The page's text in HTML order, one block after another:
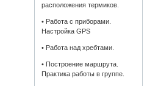
расположения термиков.
• Работа с приборами.
Настройка GPS
• Работа над хребтами.
• Построение маршрута.
Практика работы в группе.